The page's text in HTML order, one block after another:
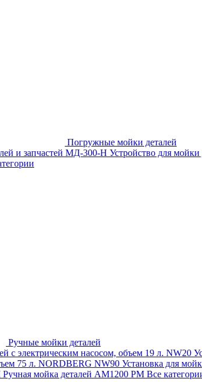
Погружные мойки деталей
и запчастей МД-300-H Устройство для
Ручные мойки деталей
с электрическим насосом, объем 19 л. NW20
75 л. NORDBERG NW90 Установка для
Ручная мойка деталей АМ1200 РМ Все